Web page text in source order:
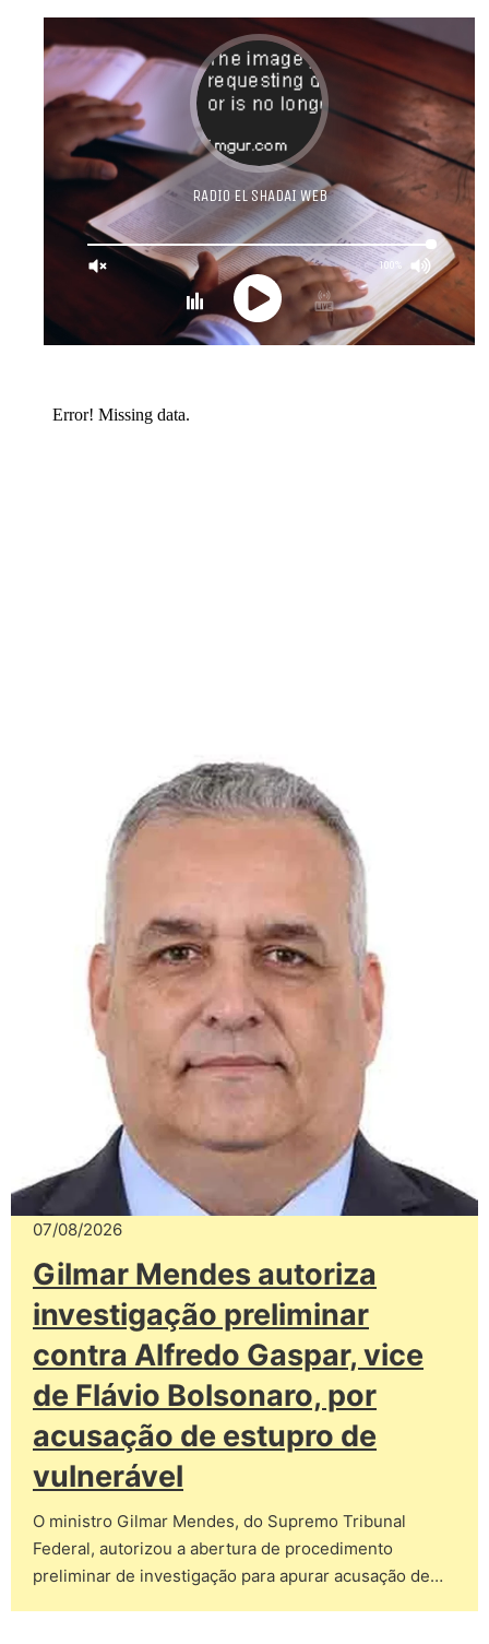
07/08/2026
Gilmar Mendes autoriza
investigação preliminar
contra Alfredo Gaspar, vice
de Flávio Bolsonaro, por
acusação de estupro de
vulnerável
O ministro Gilmar Mendes, do Supremo Tribunal
Federal, autorizou a abertura de procedimento
preliminar de investigação para apurar acusação de…